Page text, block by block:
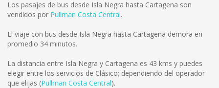
Los pasajes de bus desde Isla Negra hasta Cartagena son
vendidos por Pullman Costa Central.
El viaje con bus desde Isla Negra hasta Cartagena demora en
promedio 34 minutos.
La distancia entre Isla Negra y Cartagena es 43 kms y puedes
elegir entre los servicios de Clásico; dependiendo del operador
que elijas (Pullman Costa Central).